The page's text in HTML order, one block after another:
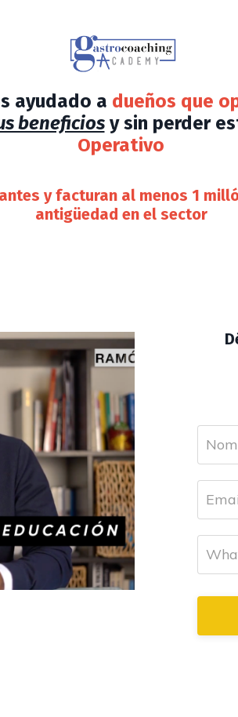
ayudado a dueños que
beneficiosy sin perder
Operativo
y facturan al menos 1
antigüedad en el sector